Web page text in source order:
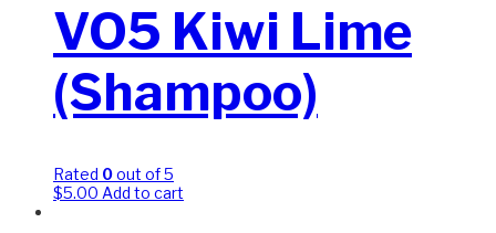
VO5 Kiwi Lime
(Shampoo)
Rated 0out of 5
$5.00 Add to cart